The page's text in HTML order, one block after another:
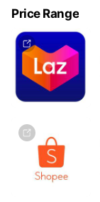
Price Range